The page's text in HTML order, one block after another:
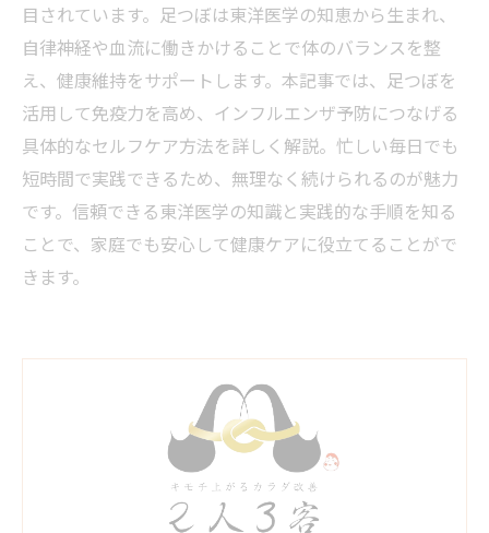
目されています。足つぼは東洋医学の知恵から生まれ、
自律神経や血流に働きかけることで体のバランスを整
え、健康維持をサポートします。本記事では、足つぼを
活用して免疫力を高め、インフルエンザ予防につなげる
具体的なセルフケア方法を詳しく解説。忙しい毎日でも
短時間で実践できるため、無理なく続けられるのが魅力
です。信頼できる東洋医学の知識と実践的な手順を知る
ことで、家庭でも安心して健康ケアに役立てることがで
きます。